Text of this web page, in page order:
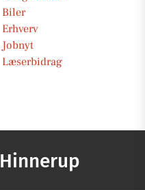
Biler
Erhverv
Jobnyt
Læserbidrag
Hinnerup